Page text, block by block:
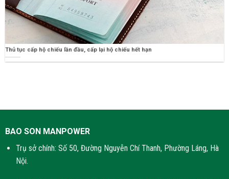
Thủ tục cấp hộ chiếu lần đầu, cấp lại hộ chiếu hết hạn
BAO SON MANPOWER
Trụ sở chính: Số 50, Đường Nguyễn Chí Thanh, Phường Láng, Hà
Nội.